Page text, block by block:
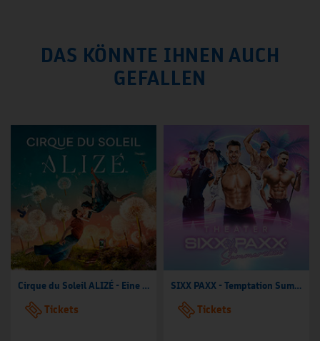
DAS KÖNNTE IHNEN AUCH
GEFALLEN
Cirque du Soleil ALIZÉ - Eine Reise in das Unsichtbare
Tickets
SIXX PAXX - Temptation Summer Hamburg 2026
Tickets